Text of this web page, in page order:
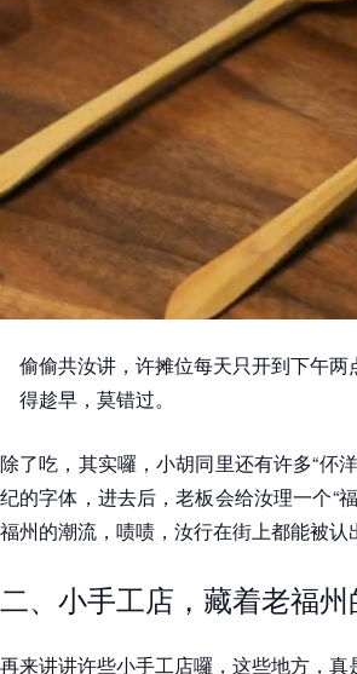
偷偷共汝讲，许摊位每天只开到下午
得趁早，莫错过。
除了吃，其实囉，小胡同里还有许多“伓
纪的字体，进去后，老板会给汝理一个“
福州的潮流，啧啧，汝行在街上都能被认
二、小手工店，藏着老福州
再来讲讲许些小手工店囉，这些地方，